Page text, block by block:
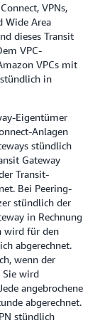
VPNs,
Wide Area
dieses Transit
VPC-
VPCs mit
in
Eigentümer
Anlagen
stündlich
Gateway
Transit-
Bei Peering-
stündlich der
in Rechnung
wird für den
abgerechnet.
wenn der
Sie wird
angebrochene
abgerechnet.
stündlich